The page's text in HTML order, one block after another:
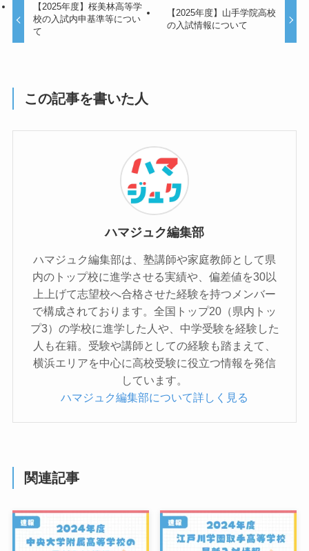
【2025年度】桜美林高等学
校の入試内申基準等につい
て
【2025年度】山手学院高校
の入試情報について
この記事を書いた人
ハマジュク編集部
ハマジュク編集部は、塾講師や家庭教師として県
内のトップ校に進学させる実績や、偏差値を30以
上上げて志望校へ合格させた経験を持つメンバー
で構成されております。全国トップ20（県内トッ
プ3）の学校に進学した人や、中学受験を経験した
人も在籍。受験や講師としての経験も踏まえて、
横浜エリアを中心に高校受験に役立つ情報を発信
しています。
ハマジュク編集部について詳しく見る
関連記事